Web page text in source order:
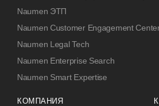
Naumen ЭТП
Naumen Customer Engagement
Naumen Legal Tech
Naumen Enterprise Search
Naumen Smart Expertise
КОМПАНИЯ